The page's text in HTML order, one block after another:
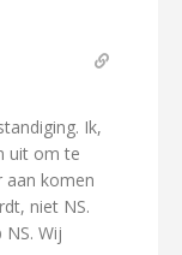
Ik,
uit om te
aan komen
niet NS.
Wij